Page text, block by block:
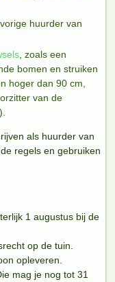
huurder van
, zoals een
bomen en struiken
hoger dan 90 cm,
van de
als huurder van
regels en gebruiken
1 augustus bij de
op de tuin.
opleveren.
mag je nog tot 31